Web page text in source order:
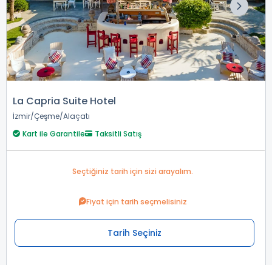
La Capria Suite Hotel
İzmir Çeşme Alaçatı
Kart ile Garantile
Taksitli Satış
Seçtiğiniz tarih için sizi arayalım.
Fiyat için tarih seçmelisiniz
Tarih Seçiniz